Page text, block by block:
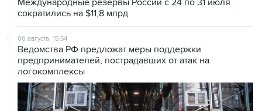
Международные резервы России с 24 по 31 июля
сократились на $11,8 млрд
06 августа, 15:54
Ведомства РФ предложат меры поддержки
предпринимателей, пострадавших от атак на
логокомплексы